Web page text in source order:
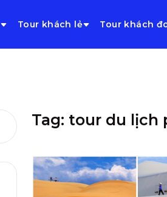
Tour khách lẻ Tour khách
Tag: tour du lịch